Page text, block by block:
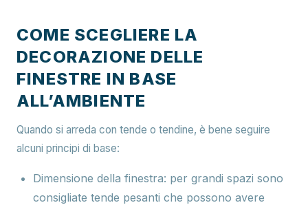
COME SCEGLIERE LA
DECORAZIONE DELLE
FINESTRE IN BASE
ALL’AMBIENTE
Quando si arreda con tende o tendine, è bene seguire
alcuni principi di base:
Dimensione della finestra: per grandi spazi sono
consigliate tende pesanti che possono avere